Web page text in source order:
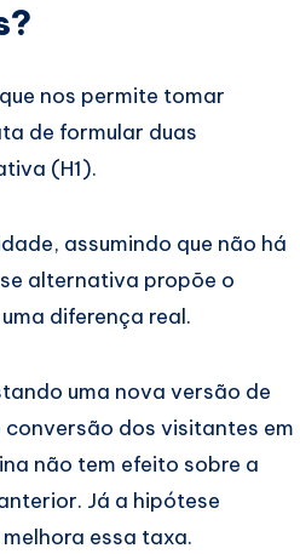
nos permite tomar
de formular duas
(H1).
assumindo que não há
alternativa propõe o
diferença real.
uma nova versão de
dos visitantes em
não tem efeito sobre a
Já a hipótese
essa taxa.